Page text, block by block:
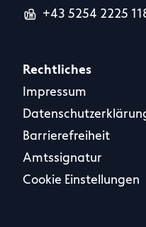
+43 5254 2225
Rechtliches
Impressum
Barrierefreiheit
Amtssignatur
Cookie Einstellungen